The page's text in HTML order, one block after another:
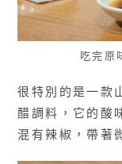
吃完原
很特別的是一款
醋調料，它的酸
混有辣椒，帶著